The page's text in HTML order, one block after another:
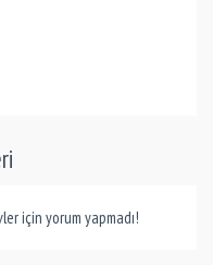
için yorum yapmadı!